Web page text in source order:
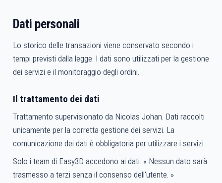
Dati personali
Lo storico delle transazioni viene conservato secondo i
tempi previsti dalla legge. I dati sono utilizzati per la gestione
dei servizi e il monitoraggio degli ordini.
Il trattamento dei dati
Trattamento supervisionato da Nicolas Johan. Dati raccolti
unicamente per la corretta gestione dei servizi. La
comunicazione dei dati è obbligatoria per utilizzare i servizi.
Solo i team di Easy3D accedono ai dati. « Nessun dato sarà
trasmesso a terzi senza il consenso dell'utente. »